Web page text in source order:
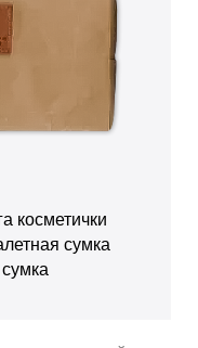
косметички
сумка